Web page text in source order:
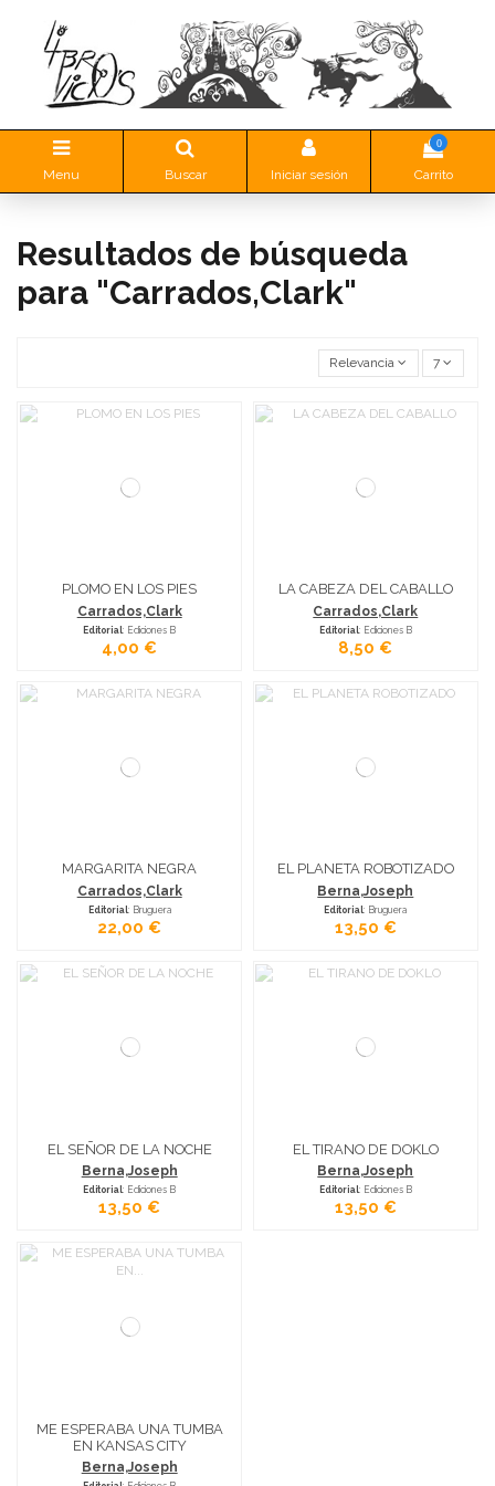
Menu Buscar Iniciar sesión
0
Carrito
Resultados de búsqueda
para "Carrados,Clark"
Relevancia 7
PLOMO EN LOS PIES
Carrados,Clark
Editorial: Ediciones B
4,00 €
LA CABEZA DEL CABALLO
Carrados,Clark
Editorial: Ediciones B
8,50 €
MARGARITA NEGRA
Carrados,Clark
Editorial: Bruguera
22,00 €
EL PLANETA ROBOTIZADO
Berna,Joseph
Editorial: Bruguera
13,50 €
EL SEÑOR DE LA NOCHE
Berna,Joseph
Editorial: Ediciones B
13,50 €
EL TIRANO DE DOKLO
Berna,Joseph
Editorial: Ediciones B
13,50 €
ME ESPERABA UNA TUMBA
EN KANSAS CITY
Berna,Joseph